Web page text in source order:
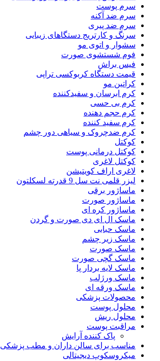
سرم پوست
سرم ضد آکنه
سرم ضد پیری
سرنگ و کارتریج دستگاهای زیبایی
سشوار و اتوی مو
فوم شستشوی صورت
فیس براش
قیمت دستگاه کربوکسی تراپی
کراتین مو
کرم ابرسان و سفیدکننده
کرم بی حسی
کرم حجم دهنده
کرم سفید کننده
کرم ضدچروک و سیاهی دور چشم
کوکتل
کوکتل درمانی پوست
کوکتل لاغری
لاغری اراف کویتیشن
لیزر قلمی نت سل 9 قدرته لسکلتون
ماساژور برقی
ماساژور صورت
ماساژور کره ای
ماسک ال ای دی صورت و گردن
ماسک حبابی
ماسک زیر چشم
ماسک صورت
ماسک گچی صورت
ماسک لایه بردار پا
ماسک ورژلب
ماسک ورقه ای
محصولات پزشکی
محلول پوست
محلول ریش
مراقبت پوست
پاک کننده آرایش
مناسب برای سالن داران و مطب پزشکی
میکروسکوپ دیجیتالی